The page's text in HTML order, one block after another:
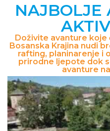
NAJBOLJE
Doživite avanture koje
Bosanska Krajina nudi
rafting, planinarenje i
prirodne ljepote dok
avanture